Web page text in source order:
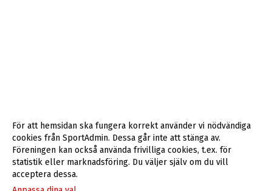
För att hemsidan ska fungera korrekt använder vi nödvändiga
cookies från SportAdmin. Dessa går inte att stänga av.
Föreningen kan också använda frivilliga cookies, t.ex. för
statistik eller marknadsföring. Du väljer själv om du vill
acceptera dessa.